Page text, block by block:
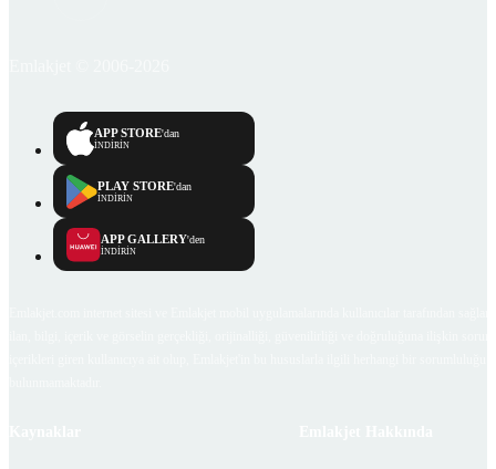
APP STORE'dan
İNDİRİN
PLAY STORE'dan
İNDİRİN
APP GALLERY'den
İNDİRİN